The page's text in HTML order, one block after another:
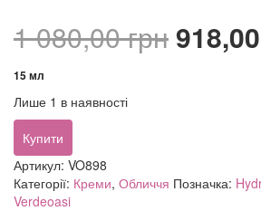
1 080,00грн918,00
15 мл
Лише 1 в наявності
Verdeoasi
Lip
balm
hydrating
кількість
Купити
Артикул: VO898
Категорії: Креми, Обличчя Позначка:
Verdeoasi